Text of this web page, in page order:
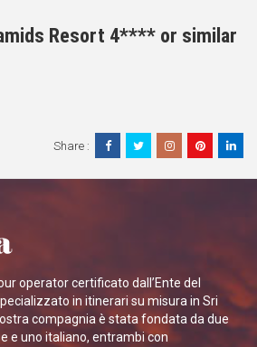
Resort 4**** or similar
Share :
operator certificato dall’Ente del
in itinerari su misura in Sri
compagnia è stata fondata da due
e uno italiano, entrambi con